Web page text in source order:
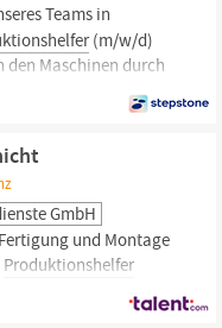
Teams in
(m/w/d)
den Maschinen durch
und Nachbearbeitung
schleifen,
Bauteilen (entgraten,
GmbH
und Montage
Produktionshelfer
Arbeitsablauf
genau die passende